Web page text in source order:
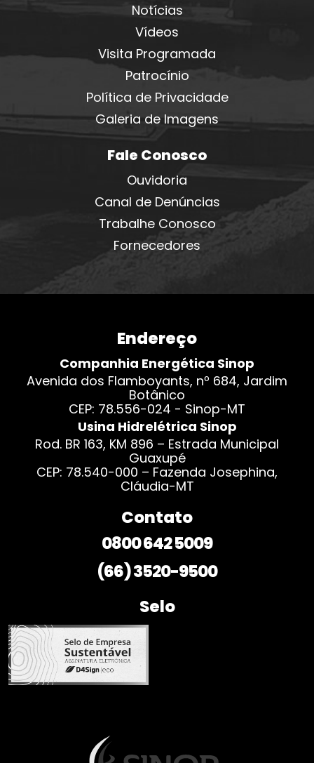
Notícias
Vídeos
Visita Programada
Patrocínio
Política de Privacidade
Galeria de Imagens
Fale Conosco
Ouvidoria
Canal de Denúncias
Trabalhe Conosco
Fornecedores
Endereço
Companhia Energética Sinop
Avenida dos Flamboyants, nº 684, Jardim
Botânico
CEP: 78.556-024 - Sinop-MT
Usina Hidrelétrica Sinop
Rod. BR 163, KM 896 – Estrada Municipal
Guaxupé
CEP: 78.540-000 – Fazenda Josephina,
Cláudia-MT
Contato
0800 642 5009
(66) 3520-9500
Selo